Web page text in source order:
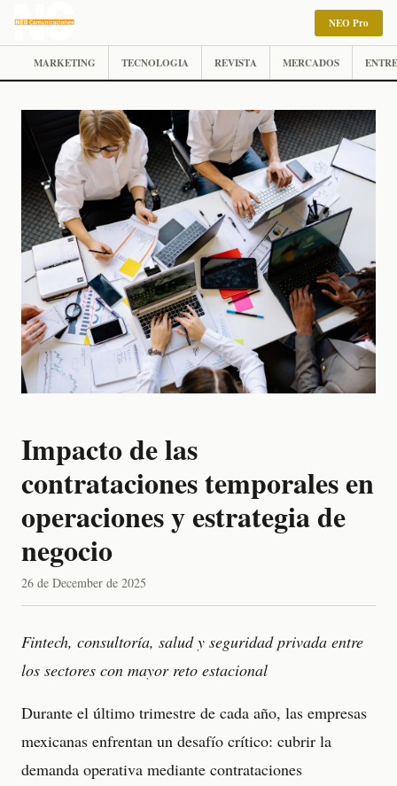
NEO Pro
MARKETING TECNOLOGIA REVISTA MERCADOS
Impacto de las
contrataciones temporales en
operaciones y estrategia de
negocio
26 de December de 2025
Fintech, consultoría, salud y seguridad privada entre
los sectores con mayor reto estacional
Durante el último trimestre de cada año, las empresas
mexicanas enfrentan un desafío crítico: cubrir la
demanda operativa mediante contrataciones